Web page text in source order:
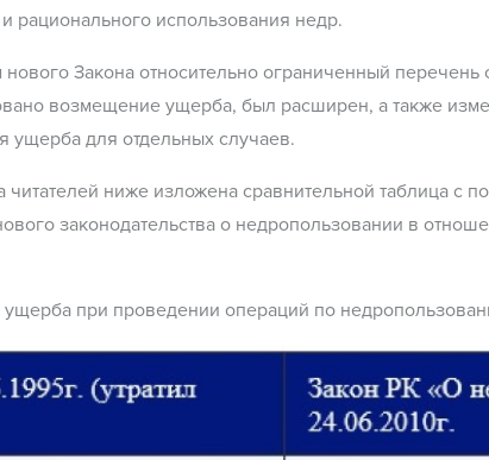
рационального использования недр.
Закона относительно ограниченный перечень
возмещение ущерба, был расширен, а также
ущерба для отдельных случаев.
читателей ниже изложена сравнительной таблица с
законодательства о недропользовании в
при проведении операций по